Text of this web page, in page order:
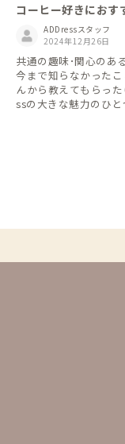
コーヒー好きにおす
ADDressスタッフ
2024年12月26日
共通の趣味･関心のあ
今まで知らなかった
んから教えてもらっ
ssの大きな魅力のひ